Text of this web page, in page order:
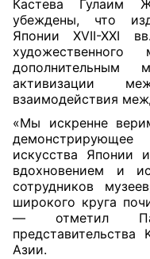
Кастева Гулаим
убеждены, что
Японии XVII-XXI
активизации
взаимодействия
«Мы искренне
искусства Японии
вдохновением и
сотрудников
широкого круга
— отметил
Азии.